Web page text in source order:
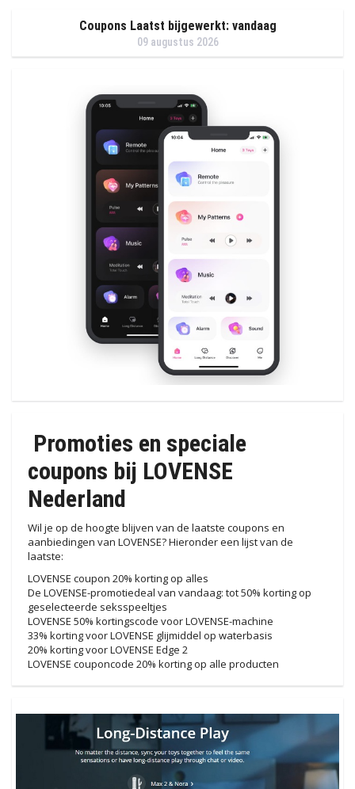
Coupons Laatst bijgewerkt: vandaag
09 augustus 2026
Promoties en speciale
coupons bij LOVENSE
Nederland
Wil je op de hoogte blijven van de laatste coupons en
aanbiedingen van LOVENSE? Hieronder een lijst van de
laatste:
LOVENSE coupon 20% korting op alles
De LOVENSE-promotiedeal van vandaag: tot 50% korting op
geselecteerde seksspeeltjes
LOVENSE 50% kortingscode voor LOVENSE-machine
33% korting voor LOVENSE glijmiddel op waterbasis
20% korting voor LOVENSE Edge 2
LOVENSE couponcode 20% korting op alle producten